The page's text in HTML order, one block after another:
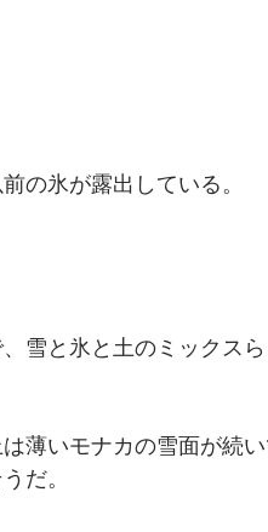
の氷が露出している。
雪と氷と土のミックス
薄いモナカの雪面が続
だ。